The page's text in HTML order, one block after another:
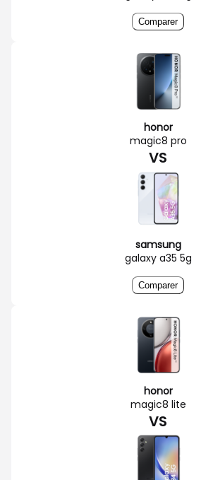
Comparer
honor
magic8 pro
VS
samsung
galaxy a35 5g
Comparer
honor
magic8 lite
VS